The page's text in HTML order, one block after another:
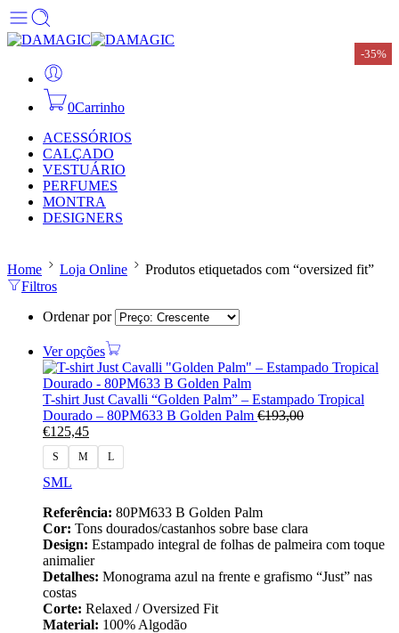
0Carrinho
ACESSÓRIOS
CALÇADO
VESTUÁRIO
PERFUMES
MONTRA
DESIGNERS
Home Loja Online
Produtos etiquetados com “oversized fit”
Filtros
Ordenar por
-35%
Ver opções
T-shirt Just Cavalli “Golden Palm” – Estampado Tropical
Dourado – 80PM633 B Golden Palm €193,00
€125,45
S M L
SML
Referência: 80PM633 B Golden Palm
Cor: Tons dourados/castanhos sobre base clara
Design: Estampado integral de folhas de palmeira com toque
animalier
Detalhes: Monograma azul na frente e grafismo “Just” nas
costas
Corte: Relaxed / Oversized Fit
Material: 100% Algodão